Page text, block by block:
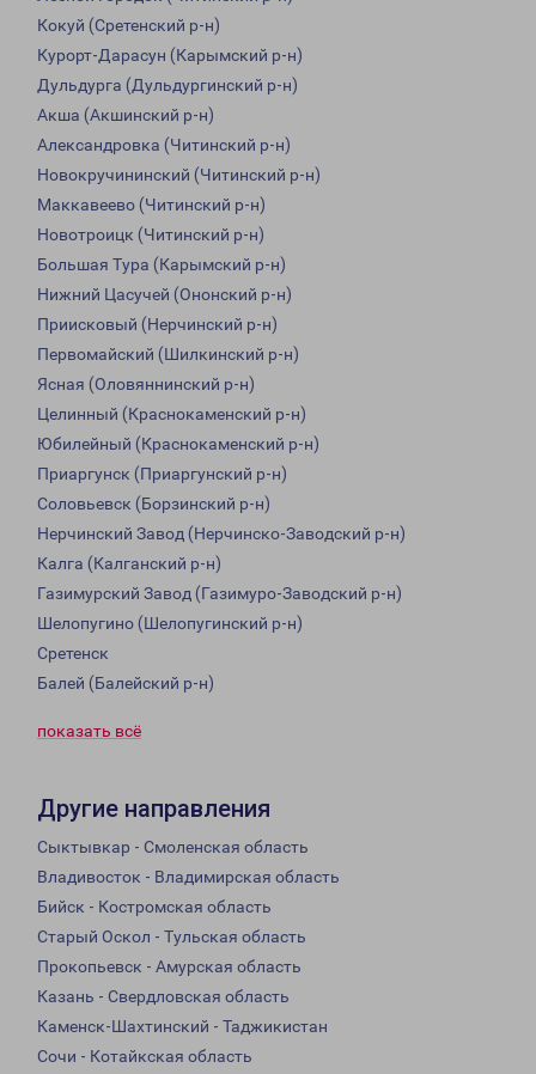
Кокуй (Сретенский р-н)
Курорт-Дарасун (Карымский р-н)
Дульдурга (Дульдургинский р-н)
Акша (Акшинский р-н)
Александровка (Читинский р-н)
Новокручининский (Читинский р-н)
Маккавеево (Читинский р-н)
Новотроицк (Читинский р-н)
Большая Тура (Карымский р-н)
Нижний Цасучей (Ононский р-н)
Приисковый (Нерчинский р-н)
Первомайский (Шилкинский р-н)
Ясная (Оловяннинский р-н)
Целинный (Краснокаменский р-н)
Юбилейный (Краснокаменский р-н)
Приаргунск (Приаргунский р-н)
Соловьевск (Борзинский р-н)
Нерчинский Завод (Нерчинско-Заводский р-н)
Калга (Калганский р-н)
Газимурский Завод (Газимуро-Заводский р-н)
Шелопугино (Шелопугинский р-н)
Сретенск
Балей (Балейский р-н)
показать всё
Другие направления
Сыктывкар - Смоленская область
Владивосток - Владимирская область
Бийск - Костромская область
Старый Оскол - Тульская область
Прокопьевск - Амурская область
Казань - Свердловская область
Каменск-Шахтинский - Таджикистан
Сочи - Котайкская область